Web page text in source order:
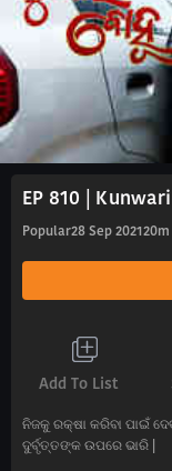
EP 810 |
Popular28 Sep 2021 20m
Add To List
ନିଜକୁ ରକ୍ଷା କରିବା ପାଇଁ
ଦୁର୍ବୃତ୍ତଙ୍କ ଉପରେ ଭାରି |